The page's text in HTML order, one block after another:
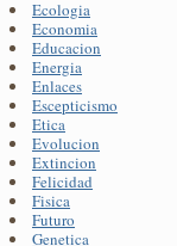
Ecologia
Economia
Educacion
Energia
Enlaces
Escepticismo
Etica
Evolucion
Extincion
Felicidad
Fisica
Futuro
Genetica